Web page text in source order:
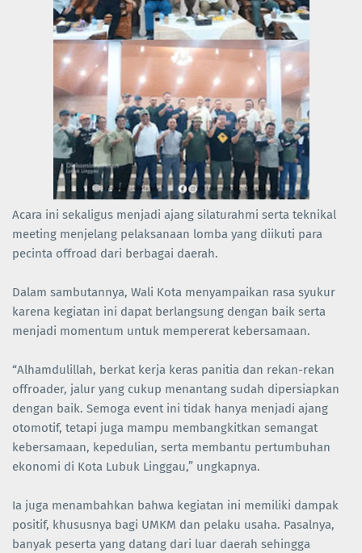
Acara ini sekaligus menjadi ajang silaturahmi serta teknikal
meeting menjelang pelaksanaan lomba yang diikuti para
pecinta offroad dari berbagai daerah.
Dalam sambutannya, Wali Kota menyampaikan rasa syukur
karena kegiatan ini dapat berlangsung dengan baik serta
menjadi momentum untuk mempererat kebersamaan.
“Alhamdulillah, berkat kerja keras panitia dan rekan-rekan
offroader, jalur yang cukup menantang sudah dipersiapkan
dengan baik. Semoga event ini tidak hanya menjadi ajang
otomotif, tetapi juga mampu membangkitkan semangat
kebersamaan, kepedulian, serta membantu pertumbuhan
ekonomi di Kota Lubuk Linggau,” ungkapnya.
Ia juga menambahkan bahwa kegiatan ini memiliki dampak
positif, khususnya bagi UMKM dan pelaku usaha. Pasalnya,
banyak peserta yang datang dari luar daerah sehingga